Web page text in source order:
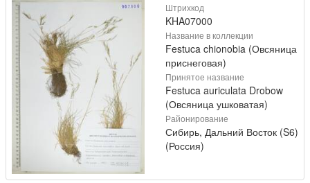
Штрихкод
KHA07000
Название в коллекции
Festuca chionobia (Овсяница
приснеговая)
Принятое название
Festuca auriculata Drobow
(Овсяница ушковатая)
Районирование
Сибирь, Дальний Восток (S6)
(Россия)